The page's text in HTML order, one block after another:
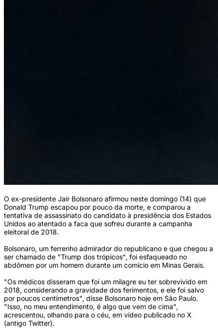
O ex-presidente Jair Bolsonaro afirmou neste domingo (14) que
Donald Trump escapou por pouco da morte, e comparou a
tentativa de assassinato do candidato à presidência dos Estados
Unidos ao atentado a faca que sofreu durante a campanha
eleitoral de 2018.
Bolsonaro, um ferrenho admirador do republicano e que chegou a
ser chamado de "Trump dos trópicos", foi esfaqueado no
abdômen por um homem durante um comício em Minas Gerais.
"Os médicos disseram que foi um milagre eu ter sobrevivido em
2018, considerando a gravidade dos ferimentos, e ele foi salvo
por poucos centímetros", disse Bolsonaro hoje em São Paulo.
"Isso, no meu entendimento, é algo que vem de cima",
acrescentou, olhando para o céu, em vídeo publicado no X
(antigo Twitter).